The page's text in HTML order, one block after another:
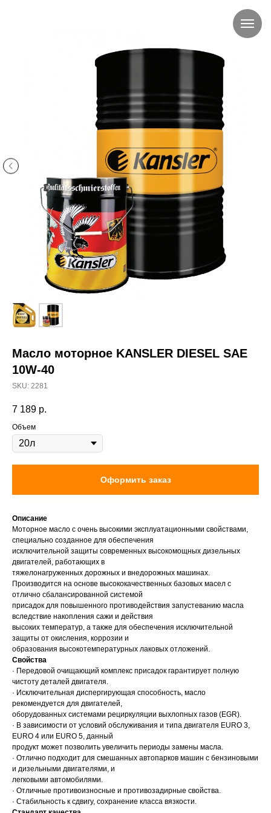
Масло моторное KANSLER DIESEL SAE
10W-40
SKU: 2281
7 189 р.
Объем
Оформить заказ
Описание
Моторное масло с очень высокими эксплуатационными свойствами,
специально созданное для обеспечения
исключительной защиты современных высокомощных дизельных
двигателей, работающих в
тяжелонагруженных дорожных и внедорожных машинах.
Производится на основе высококачественных базовых масел с
отлично сбалансированной системой
присадок для повышенного противодействия запустеванию масла
вследствие накопления сажи и действия
высоких температур, а также для обеспечения исключительной
защиты от окисления, коррозии и
образования высокотемпературных лаковых отложений.
Свойства
· Передовой очищающий комплекс присадок гарантирует полную
чистоту деталей двигателя.
· Исключительная диспергирующая способность, масло
рекомендуется для двигателей,
оборудованных системами рециркуляции выхлопных газов (EGR).
· В зависимости от условий обслуживания и типа двигателя EURO 3,
EURO 4 или EURO 5, данный
продукт может позволить увеличить периоды замены масла.
· Отлично подходит для смешанных автопарков машин с бензиновыми
и дизельными двигателями, и
легковыми автомобилями.
· Отличные противоизносные и противозадирные свойства.
· Стабильность к сдвигу, сохранение класса вязкости.